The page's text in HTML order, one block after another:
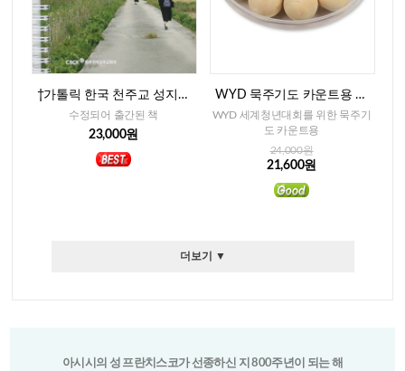
†가톨릭 한국 천주교 성지순
례(개정중보판)
수정되어 출간된 책
23,000원
WYD 묵주기도 카운트용 베
이지색 나무알-15mm(300개)
WYD 세계청년대회를 위한 묵주기
도 카운트용
24,000원
21,600원
더보기 ▼
아시시의 성 프란치스코가 선종하신 지 800주년이 되는 해